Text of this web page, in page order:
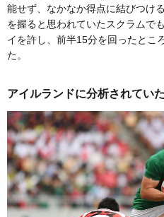
能せず、なかなか得点に結びつけ
を握ると思われていたスクラムで
イを許し、前半15分を回ったとこ
た。
アイルランドに分析されてい